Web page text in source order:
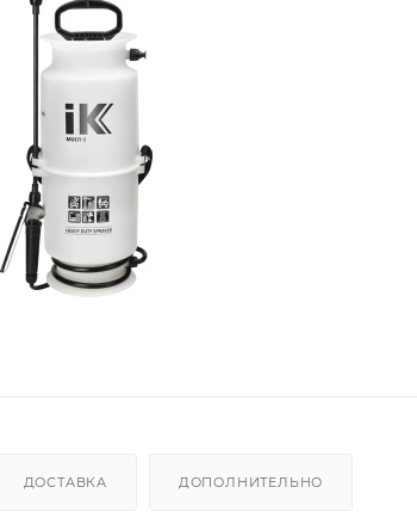
ДОСТАВКА ДОПОЛНИТЕЛЬНО